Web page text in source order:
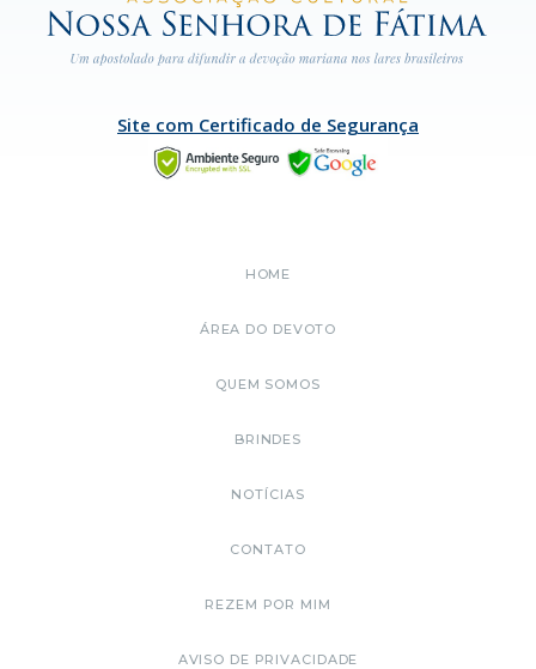
Site com Certificado de Segurança
HOME
ÁREA DO DEVOTO
QUEM SOMOS
BRINDES
NOTÍCIAS
CONTATO
REZEM POR MIM
AVISO DE PRIVACIDADE